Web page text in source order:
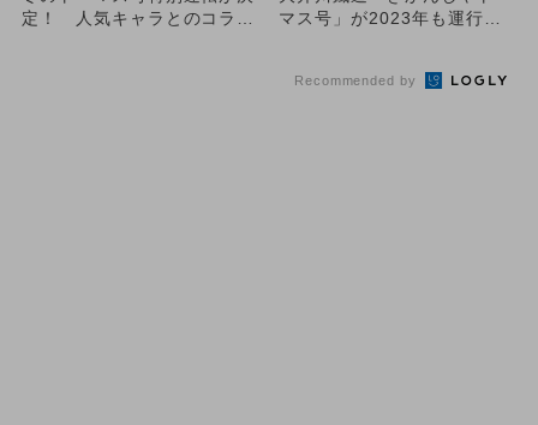
定！ 人気キャラとのコラボ
マス号」が2023年も運行決
Recommended by